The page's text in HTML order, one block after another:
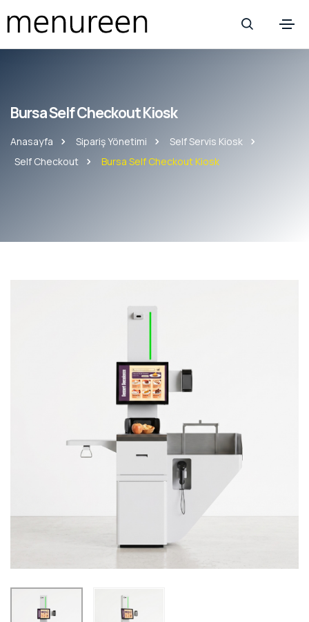
Bursa Self Checkout Kiosk
Anasayfa Sipariş Yönetimi
Self Servis Kiosk
Self Checkout
Bursa Self Checkout Kiosk